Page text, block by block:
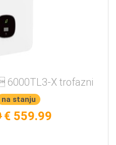
6000TL3-X trofazni
na stanju
€ 559.99